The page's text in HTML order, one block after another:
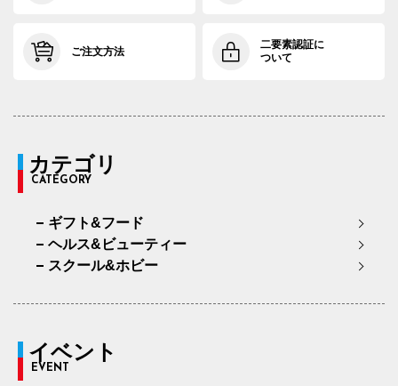
ご注文方法
二要素認証に
ついて
カテゴリ
CATEGORY
ギフト&フード
ヘルス&ビューティー
スクール&ホビー
イベント
EVENT